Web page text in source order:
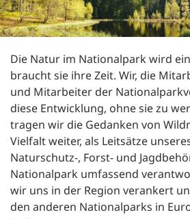
Die Natur im Nationalpark wird
braucht sie ihre Zeit. Wir, die
und Mitarbeiter der
diese Entwicklung, ohne sie zu
tragen wir die Gedanken von
Vielfalt weiter, als Leitsätze
Naturschutz-, Forst- und
Nationalpark umfassend
wir uns in der Region verankert
den anderen Nationalparks in